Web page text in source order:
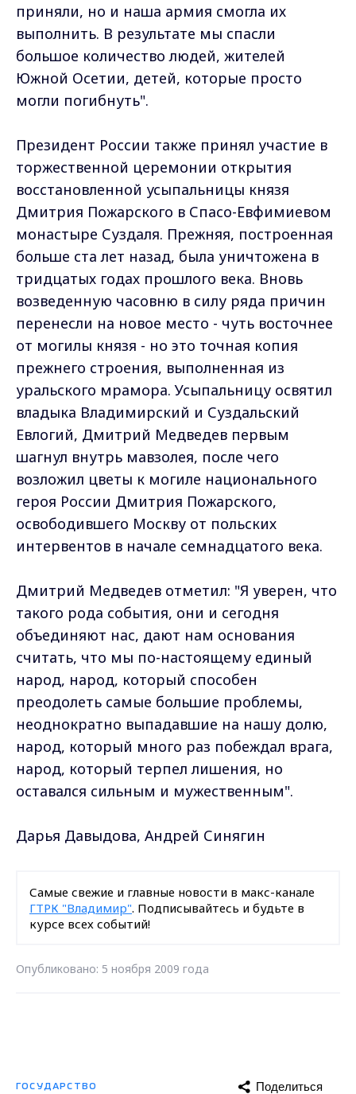
приняли, но и наша армия смогла их
выполнить. В результате мы спасли
большое количество людей, жителей
Южной Осетии, детей, которые просто
могли погибнуть".
Президент России также принял участие в
торжественной церемонии открытия
восстановленной усыпальницы князя
Дмитрия Пожарского в Спасо-Евфимиевом
монастыре Суздаля. Прежняя, построенная
больше ста лет назад, была уничтожена в
тридцатых годах прошлого века. Вновь
возведенную часовню в силу ряда причин
перенесли на новое место - чуть восточнее
от могилы князя - но это точная копия
прежнего строения, выполненная из
уральского мрамора. Усыпальницу освятил
владыка Владимирский и Суздальский
Евлогий, Дмитрий Медведев первым
шагнул внутрь мавзолея, после чего
возложил цветы к могиле национального
героя России Дмитрия Пожарского,
освободившего Москву от польских
интервентов в начале семнадцатого века.
Дмитрий Медведев отметил: "Я уверен, что
такого рода события, они и сегодня
объединяют нас, дают нам основания
считать, что мы по-настоящему единый
народ, народ, который способен
преодолеть самые большие проблемы,
неоднократно выпадавшие на нашу долю,
народ, который много раз побеждал врага,
народ, который терпел лишения, но
оставался сильным и мужественным".
Дарья Давыдова, Андрей Синягин
Самые свежие и главные новости в макс-канале
ГТРК "Владимир". Подписывайтесь и будьте в
курсе всех событий!
Опубликовано: 5 ноября 2009 года
ГОСУДАРСТВО Поделиться